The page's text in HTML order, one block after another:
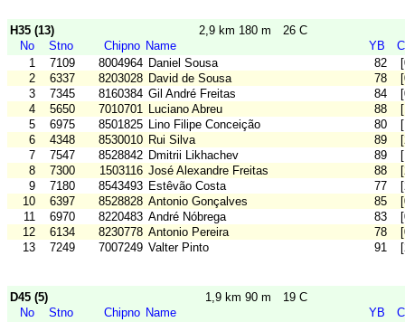
H35 (13) 2,9 km 180 m
26 C
No
Stno Chipno Name YB
1
7109 8004964 Daniel Sousa 82
2
6337 8203028 David de Sousa 78
3
7345 8160384 Gil André Freitas 84
4
5650 7010701 Luciano Abreu 88
5
6975 8501825 Lino Filipe Conceição 80
6
4348 8530010 Rui Silva 89
7
7547 8528842 Dmitrii Likhachev 89
8
7300 1503116 José Alexandre Freitas 88
9
7180 8543493 Estêvão Costa 77
10
6397 8528828 Antonio Gonçalves 85
11
6970 8220483 André Nóbrega 83
12
6134 8230778 Antonio Pereira 78
13
7249 7007249 Valter Pinto 91
D45 (5) 1,9 km 90 m
19 C
No
Stno Chipno Name YB